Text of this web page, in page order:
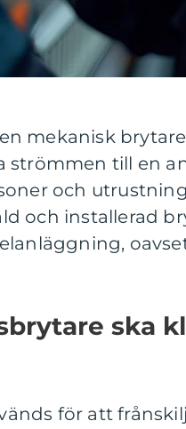
mekanisk
till en
och
och installerad
ska
för att